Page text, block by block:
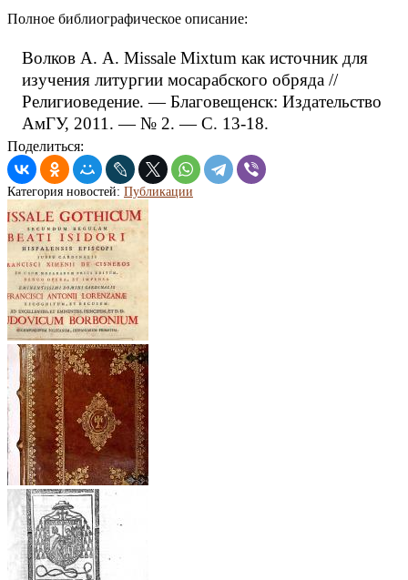
Полное библиографическое описание:
Волков А. А. Missale Mixtum как источник для
изучения литургии мосарабского обряда //
Религиоведение. — Благовещенск: Издательство
АмГУ, 2011. — № 2. — С. 13-18.
Поделиться:
Категория новостей: Публикации